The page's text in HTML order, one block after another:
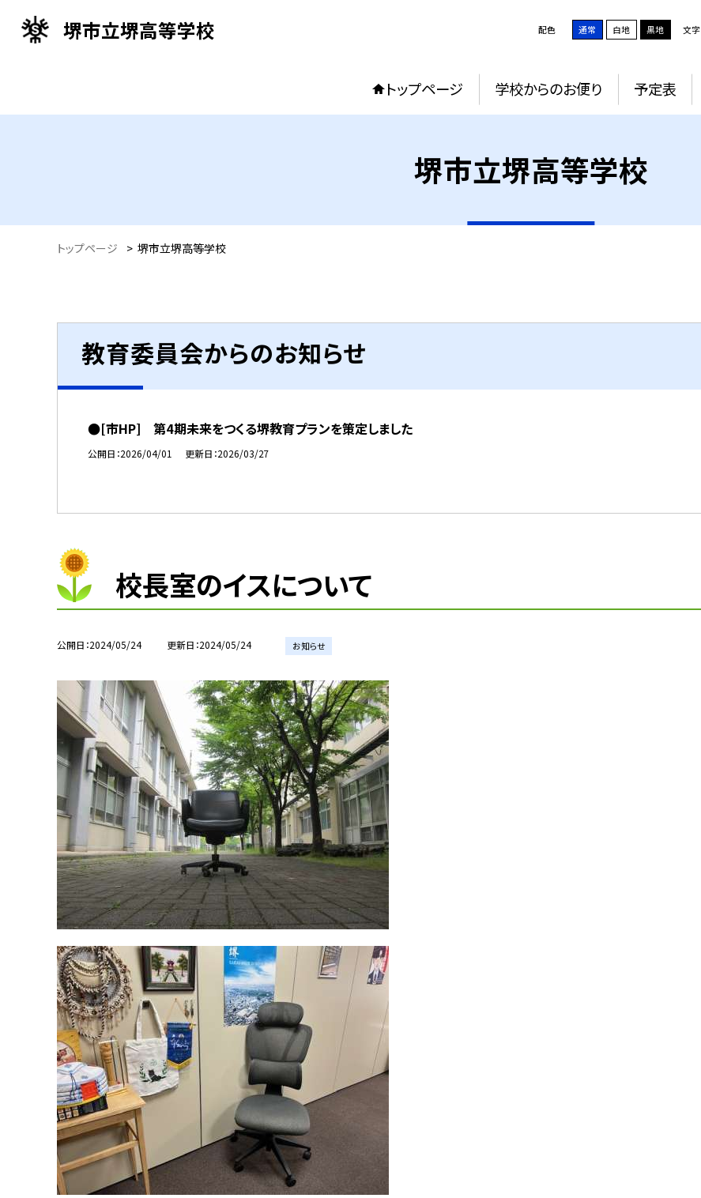
堺市立堺高等学校 配色 通常 白地 黒地 文字
トップページ 学校からのお便り 予定表
堺市立堺高等学校
トップページ > 堺市立堺高等学校
教育委員会からのお知らせ
●[市HP] 第4期未来をつくる堺教育プランを策定しました
公開日 2026/04/01 更新日 2026/03/27
校長室のイスについて
公開日 2024/05/24 更新日 2024/05/24 お知らせ